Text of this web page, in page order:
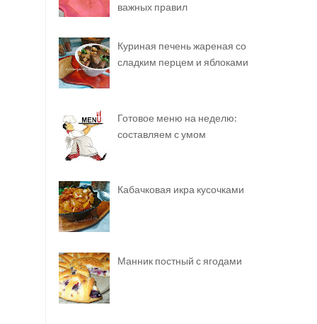
важных правил
Куриная печень жареная со
сладким перцем и яблоками
Готовое меню на неделю:
составляем с умом
Кабачковая икра кусочками
Манник постный с ягодами